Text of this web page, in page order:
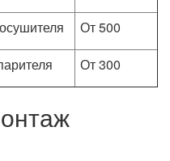
От 500
От 300